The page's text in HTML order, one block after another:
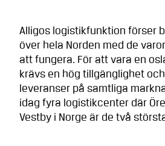
Alligos logistikfunktion förser
över hela Norden med de
att fungera. För att vara en
krävs en hög tillgänglighet
leveranser på samtliga
idag fyra logistikcenter där
Vestby i Norge är de två